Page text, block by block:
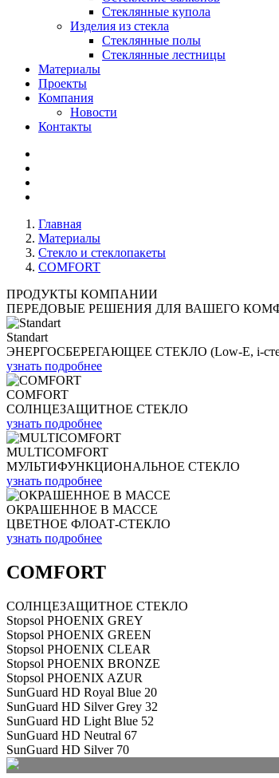
Стеклянные купола
Изделия из стекла
Стеклянные полы
Стеклянные лестницы
Материалы
Проекты
Компания
Новости
Контакты
Главная
Материалы
Стекло и стеклопакеты
COMFORT
ПРОДУКТЫ КОМПАНИИ
ПЕРЕДОВЫЕ РЕШЕНИЯ ДЛЯ ВАШЕГО
Standart
ЭНЕРГОСБЕРЕГАЮЩЕЕ СТЕКЛО (Low-E, i-
узнать подробнее
COMFORT
СОЛНЦЕЗАЩИТНОЕ СТЕКЛО
узнать подробнее
MULTICOMFORT
МУЛЬТИФУНКЦИОНАЛЬНОЕ СТЕКЛО
узнать подробнее
ОКРАШЕННОЕ В МАССЕ
ЦВЕТНОЕ ФЛОАТ-СТЕКЛО
узнать подробнее
COMFORT
СОЛНЦЕЗАЩИТНОЕ СТЕКЛО
Stopsol PHOENIX GREY
Stopsol PHOENIX GREEN
Stopsol PHOENIX CLEAR
Stopsol PHOENIX BRONZE
Stopsol PHOENIX AZUR
SunGuard HD Royal Blue 20
SunGuard HD Silver Grey 32
SunGuard HD Light Blue 52
SunGuard HD Neutral 67
SunGuard HD Silver 70